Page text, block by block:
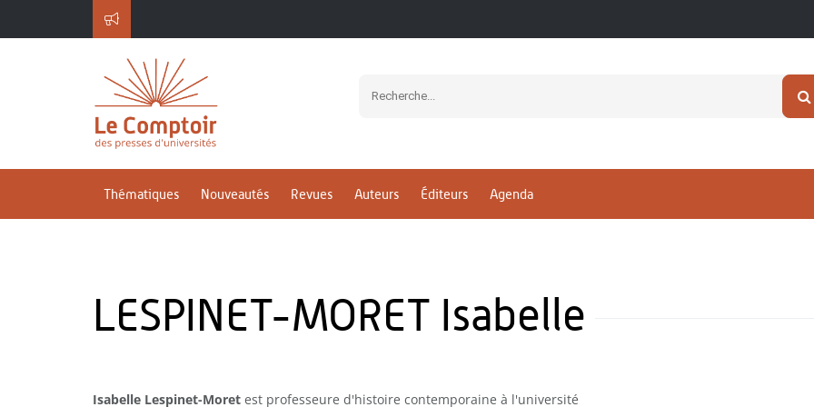
Thématiques Nouveautés Revues Auteurs Éditeurs Agenda
LESPINET-MORET Isabelle
Isabelle Lespinet-Moret est professeure d'histoire contemporaine à l'université